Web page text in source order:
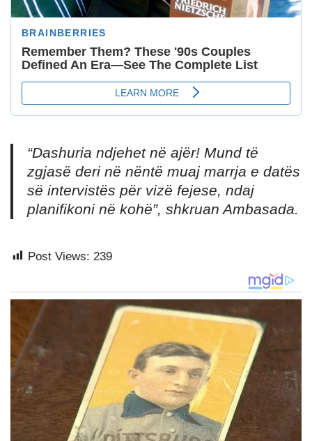
“Dashuria ndjehet në ajër! Mund të
zgjasë deri në nëntë muaj marrja e datës
së intervistës për vizë fejese, ndaj
planifikoni në kohë”, shkruan Ambasada.
Post Views: 239